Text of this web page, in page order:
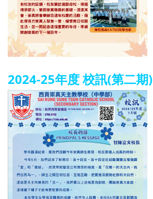
2024-25年度 校訊(第二期)